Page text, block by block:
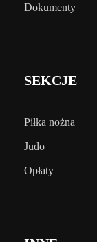
Dokumenty
SEKCJE
Piłka nożna
Judo
Opłaty